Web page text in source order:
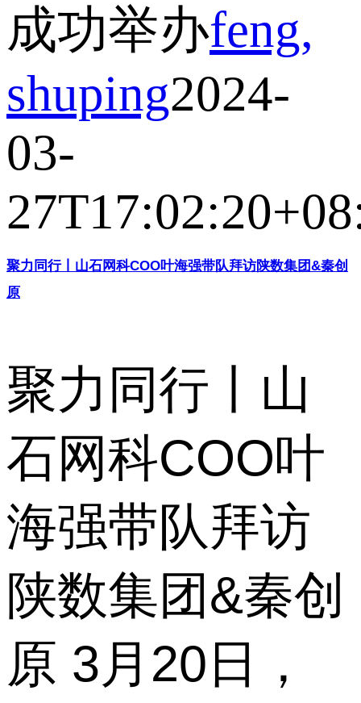
成功举办feng,
shuping2024-
03-
聚力同行丨山石网科COO叶海强带队拜访陕数集团&秦创
原
聚力同行丨山
石网科COO叶
海强带队拜访
陕数集团&秦创
原 3月20日，